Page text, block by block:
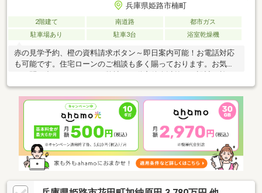
兵庫県姫路市楠町
2階建て 南道路
都市ガス
駐車場あり
駐車3台 浴室乾燥機
赤の見学予約、橙の資料請求ボタン～即日案内可能！お電話対応
も可能です。住宅ローンのご相談も多く賜っております。お気軽
工・リフォーム等の幅広いサポートが可能です。お客様に満足い
ただける提案を心掛け、人と家を繋ぐお手伝いをさせていただき